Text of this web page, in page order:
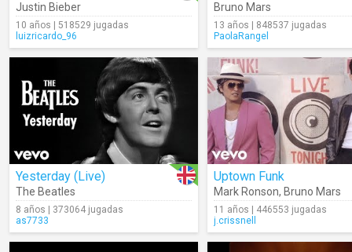
Justin Bieber
10 años | 518529 jugadas
luizricardo_96
Bruno Mars
13 años | 848537 jugadas
PaolaRangel
Yesterday (Live)
The Beatles
8 años | 373064 jugadas
as7733
Uptown Funk
Mark Ronson, Bruno Mars
11 años | 446553 jugadas
j.crissnell